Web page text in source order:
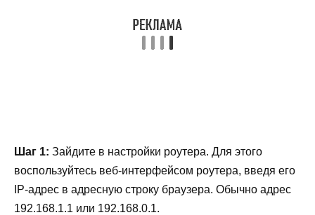
Шаг 1: Зайдите в настройки роутера. Для этого
воспользуйтесь веб-интерфейсом роутера, введя его
IP-адрес в адресную строку браузера. Обычно адрес
192.168.1.1 или 192.168.0.1.